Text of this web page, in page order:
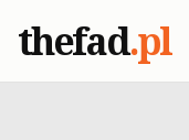
thefad.pl